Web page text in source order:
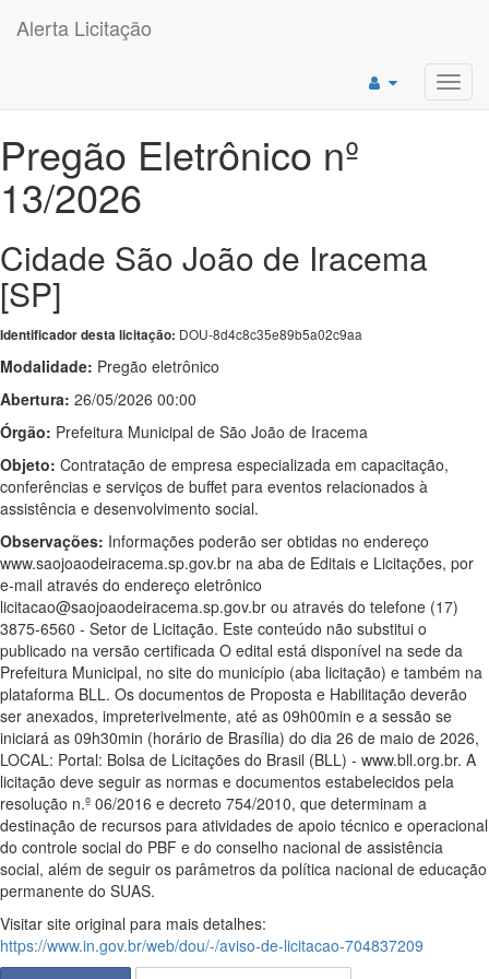
Alerta Licitação
Pregão Eletrônico nº
13/2026
Cidade São João de Iracema
[SP]
Identificador desta licitação: DOU-8d4c8c35e89b5a02c9aa
Modalidade: Pregão eletrônico
Abertura: 26/05/2026 00:00
Órgão: Prefeitura Municipal de São João de Iracema
Objeto: Contratação de empresa especializada em capacitação,
conferências e serviços de buffet para eventos relacionados à
assistência e desenvolvimento social.
Observações: Informações poderão ser obtidas no endereço
www.saojoaodeiracema.sp.gov.br na aba de Editais e Licitações, por
e-mail através do endereço eletrônico
licitacao@saojoaodeiracema.sp.gov.br ou através do telefone (17)
3875-6560 - Setor de Licitação. Este conteúdo não substitui o
publicado na versão certificada O edital está disponível na sede da
Prefeitura Municipal, no site do município (aba licitação) e também na
plataforma BLL. Os documentos de Proposta e Habilitação deverão
ser anexados, impreterivelmente, até as 09h00min e a sessão se
iniciará as 09h30min (horário de Brasília) do dia 26 de maio de 2026,
LOCAL: Portal: Bolsa de Licitações do Brasil (BLL) - www.bll.org.br. A
licitação deve seguir as normas e documentos estabelecidos pela
resolução n.º 06/2016 e decreto 754/2010, que determinam a
destinação de recursos para atividades de apoio técnico e operacional
do controle social do PBF e do conselho nacional de assistência
social, além de seguir os parâmetros da política nacional de educação
permanente do SUAS.
Visitar site original para mais detalhes:
https://www.in.gov.br/web/dou/-/aviso-de-licitacao-704837209